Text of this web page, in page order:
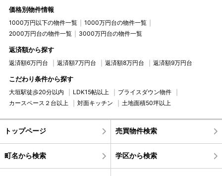
価格別物件情報
1000万円以下の物件一覧
1000万円台の物件一覧
2000万円台の物件一覧
3000万円台の物件一覧
返済額から探す
返済額6万円台 返済額7万円台 返済額8万円台 返済額9万円台
こだわり条件から探す
大垣駅徒歩20分以内 LDK15帖以上
プライスダウン物件
カースペース２台以上
対面キッチン 土地面積50坪以上
トップページ 売買物件検索
町名から検索 学区から検索